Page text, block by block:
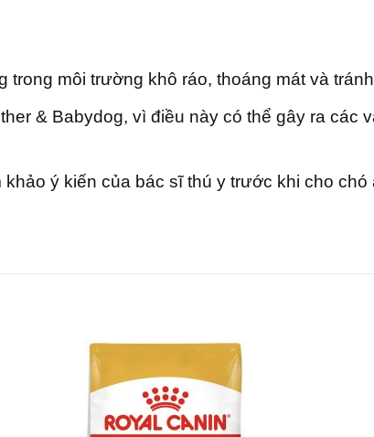
môi trường khô ráo, thoáng mát và
& Babydog, vì điều này có thể gây ra các
ý kiến của bác sĩ thú y trước khi cho chó